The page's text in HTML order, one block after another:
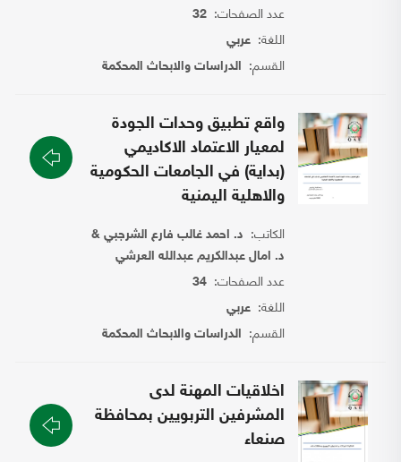
عدد الصفحات:32
اللغة:عربي
القسم: الدراسات والابحاث المحكمة
واقع تطبيق وحدات الجودة
لمعيار الاعتماد الاكاديمي
(بداية) في الجامعات الحكومية
والاهلية اليمنية
الكاتب: د. احمد غالب فارع الشرجبي &
د. امال عبدالكريم عبدالله العرشي
عدد الصفحات:34
اللغة:عربي
القسم: الدراسات والابحاث المحكمة
اخلاقيات المهنة لدى
المشرفين التربويين بمحافظة
صنعاء